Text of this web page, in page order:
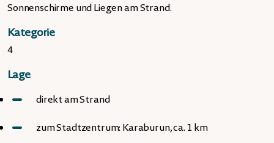
Sonnenschirme und Liegen am Strand.
Kategorie
4
Lage
direkt am Strand
zum Stadtzentrum: Karaburun, ca. 1 km